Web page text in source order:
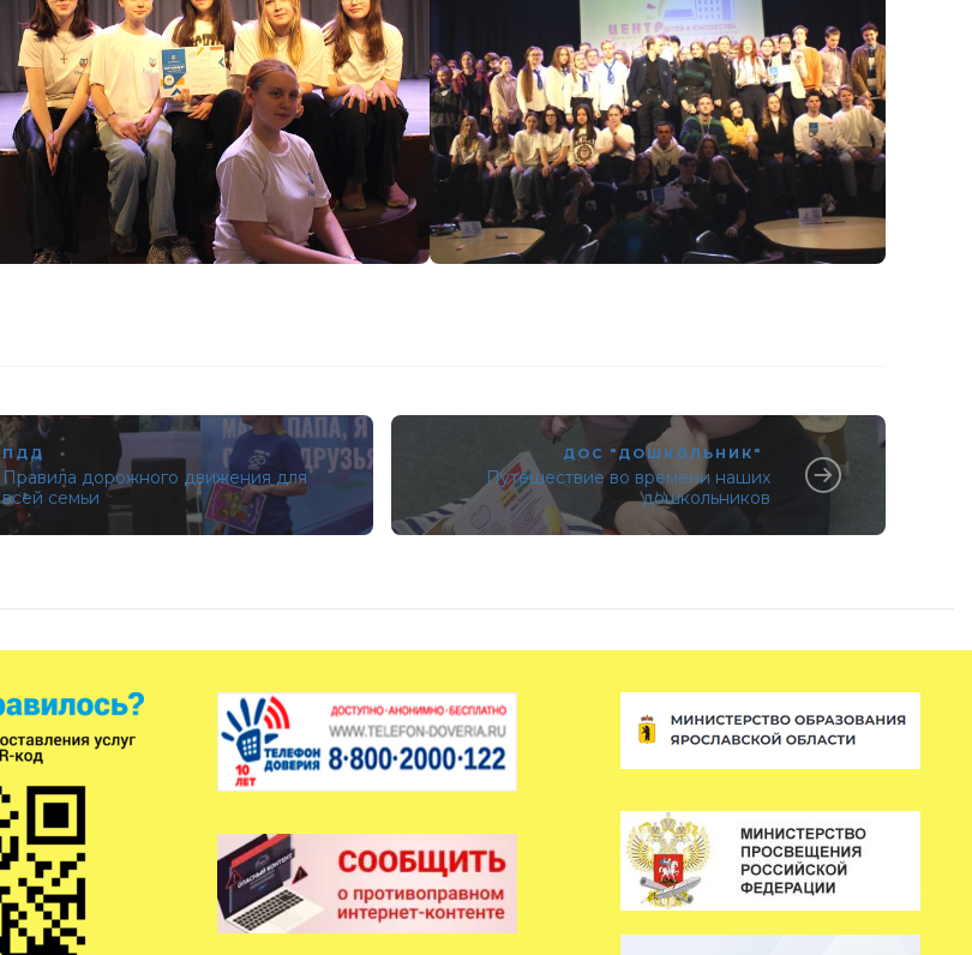
ПДД
Правила дорожного движения для
всей семьи
ДОС "ДОШКОЛЬНИК"
Путешествие во времени наших
дошкольников